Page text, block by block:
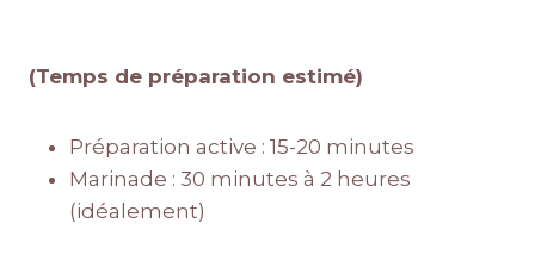
(Temps de préparation estimé)
Préparation active : 15-20 minutes
Marinade : 30 minutes à 2 heures
(idéalement)